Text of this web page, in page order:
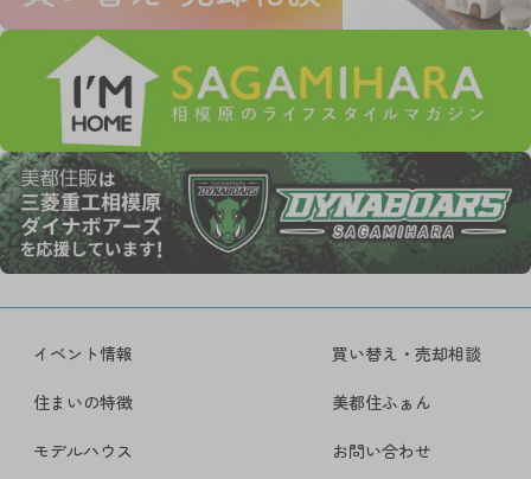
イベント情報
住まいの特徴
モデルハウス
買い替え・売却相談
美都住ふぁん
お問い合わせ